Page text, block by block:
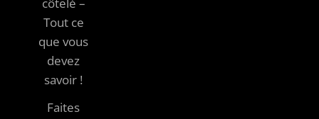
Tout ce
que vous
devez
savoir !
Faites